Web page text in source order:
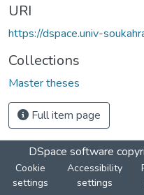
URI
https://dspace.univ-
Collections
Master theses
Full item page
DSpace software
Cookie
settings
Accessibility
settings